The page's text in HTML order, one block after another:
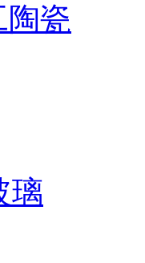
陶瓷
璃